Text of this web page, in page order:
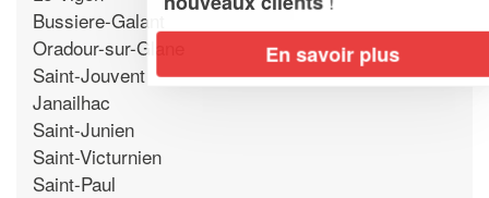
Bussiere-Galant
Oradour-sur-Glane
Saint-Jouvent
Janailhac
Saint-Junien
Saint-Victurnien
Saint-Paul
En savoir plus